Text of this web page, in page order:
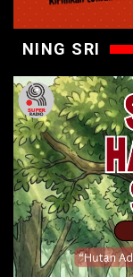
NING SRI